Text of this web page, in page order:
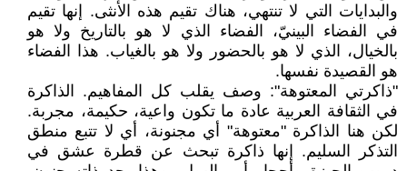
والبدايات التي لا تنتهي، هناك تقيم هذه الأنثى. إنها تقيم
في الفضاء البينيّ، الفضاء الذي لا هو بالتاريخ ولا هو
بالخيال، الذي لا هو بالحضور ولا هو بالغياب. هذا الفضاء
هو القصيدة نفسها.
"ذاكرتي المعتوهة": وصف يقلب كل المفاهيم. الذاكرة
في الثقافة العربية عادة ما تكون واعية، حكيمة، مجربة.
لكن هنا الذاكرة "معتوهة" أي مجنونة، أي لا تتبع منطق
التذكر السليم. إنها ذاكرة تبحث عن قطرة عشق في